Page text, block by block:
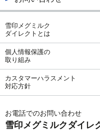
雪印メグミルク
ダイレクトとは
個人情報保護の
取り組み
カスタマーハラスメント
対応方針
お電話でのお問い合わせ
雪印メグミルクダイレ